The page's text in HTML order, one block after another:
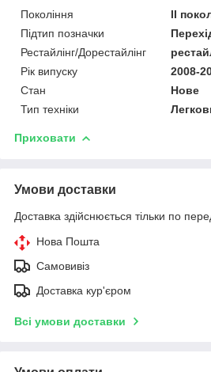
Покоління
II
Підтип позначки
Рестайлінг/Дорестайлінг
Рік випуску
2008-
Стан
Нове
Тип техніки
Приховати
Умови доставки
Доставка здійснюється тільки по
Нова Пошта
Самовивіз
Доставка кур'єром
Всі умови доставки